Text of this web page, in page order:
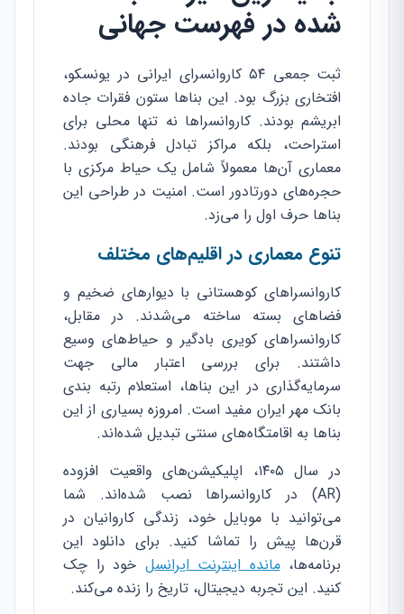
شده در فهرست جهانی
ثبت جمعی ۵۴ کاروانسرای ایرانی در یونسکو،
افتخاری بزرگ بود. این بناها ستون فقرات جاده
ابریشم بودند. کاروانسراها نه تنها محلی برای
استراحت، بلکه مراکز تبادل فرهنگی بودند.
معماری آن‌ها معمولاً شامل یک حیاط مرکزی با
حجره‌های دورتادور است. امنیت در طراحی این
بناها حرف اول را می‌زد.
تنوع معماری در اقلیم‌های مختلف
کاروانسراهای کوهستانی با دیوارهای ضخیم و
فضاهای بسته ساخته می‌شدند. در مقابل،
کاروانسراهای کویری بادگیر و حیاط‌های وسیع
داشتند. برای بررسی اعتبار مالی جهت
سرمایه‌گذاری در این بناها، استعلام رتبه بندی
بانک مهر ایران مفید است. امروزه بسیاری از این
بناها به اقامتگاه‌های سنتی تبدیل شده‌اند.
در سال ۱۴۰۵، اپلیکیشن‌های واقعیت افزوده
(AR) در کاروانسراها نصب شده‌اند. شما
می‌توانید با موبایل خود، زندگی کاروانیان در
قرن‌ها پیش را تماشا کنید. برای دانلود این
برنامه‌ها،مانده اینترنت ایرانسل خود را چک
کنید. این تجربه دیجیتال، تاریخ را زنده می‌کند.